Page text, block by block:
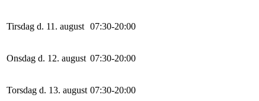
Tirsdag d. 11. august 07:30-20:00
Onsdag d. 12. august 07:30-20:00
Torsdag d. 13. august 07:30-20:00